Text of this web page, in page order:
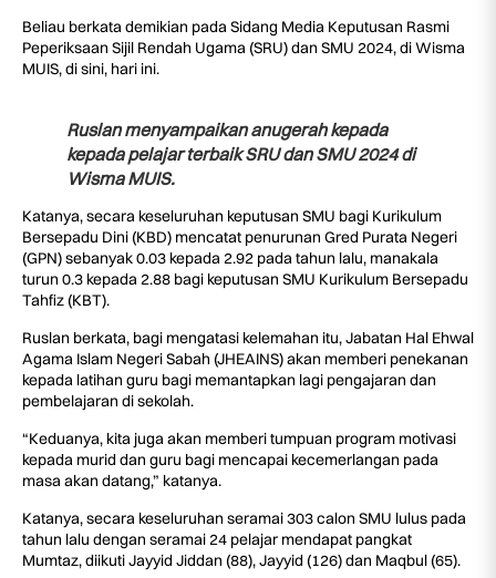
Beliau berkata demikian pada Sidang Media Keputusan Rasmi
Peperiksaan Sijil Rendah Ugama (SRU) dan SMU 2024, di Wisma
MUIS, di sini, hari ini.
Ruslan menyampaikan anugerah kepada
kepada pelajar terbaik SRU dan SMU 2024 di
Wisma MUIS.
Katanya, secara keseluruhan keputusan SMU bagi Kurikulum
Bersepadu Dini (KBD) mencatat penurunan Gred Purata Negeri
(GPN) sebanyak 0.03 kepada 2.92 pada tahun lalu, manakala
turun 0.3 kepada 2.88 bagi keputusan SMU Kurikulum Bersepadu
Tahfiz (KBT).
Ruslan berkata, bagi mengatasi kelemahan itu, Jabatan Hal Ehwal
Agama Islam Negeri Sabah (JHEAINS) akan memberi penekanan
kepada latihan guru bagi memantapkan lagi pengajaran dan
pembelajaran di sekolah.
“Keduanya, kita juga akan memberi tumpuan program motivasi
kepada murid dan guru bagi mencapai kecemerlangan pada
masa akan datang,” katanya.
Katanya, secara keseluruhan seramai 303 calon SMU lulus pada
tahun lalu dengan seramai 24 pelajar mendapat pangkat
Mumtaz, diikuti Jayyid Jiddan (88), Jayyid (126) dan Maqbul (65).